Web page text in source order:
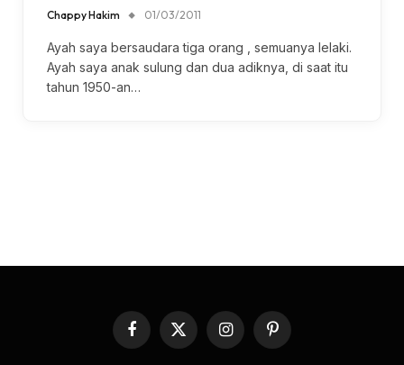
Chappy Hakim 01/03/2011
Ayah saya bersaudara tiga orang , semuanya lelaki.
Ayah saya anak sulung dan dua adiknya, di saat itu
tahun 1950-an…
Facebook
X
(Twitter)
InstagramPinterest